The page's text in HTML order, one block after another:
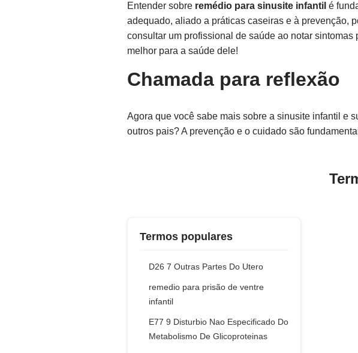
Entender sobre remédio para sinusite infantil é
adequado, aliado a práticas caseiras e à prevenção,
consultar um profissional de saúde ao notar
melhor para a saúde dele!
Chamada para reflexão
Agora que você sabe mais sobre a sinusite infantil e
outros pais? A prevenção e o cuidado são
Termos populares
D26 7 Outras Partes Do Utero
remedio para prisão de ventre
infantil
E77 9 Disturbio Nao Especificado Do
Metabolismo De Glicoproteinas